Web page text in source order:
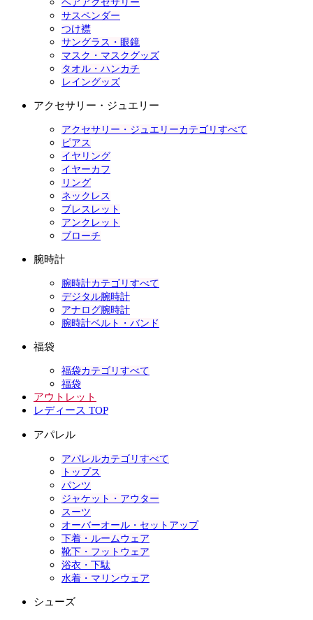
ヘアアクセサリー
サスペンダー
つけ襟
サングラス・眼鏡
マスク・マスクグッズ
タオル・ハンカチ
レイングッズ
アクセサリー・ジュエリー
アクセサリー・ジュエリーカテゴリすべて
ピアス
イヤリング
イヤーカフ
リング
ネックレス
ブレスレット
アンクレット
ブローチ
腕時計
腕時計カテゴリすべて
デジタル腕時計
アナログ腕時計
腕時計ベルト・バンド
福袋
福袋カテゴリすべて
福袋
アウトレット
レディース TOP
アパレル
アパレルカテゴリすべて
トップス
パンツ
ジャケット・アウター
スーツ
オーバーオール・セットアップ
下着・ルームウェア
靴下・フットウェア
浴衣・下駄
水着・マリンウェア
シューズ